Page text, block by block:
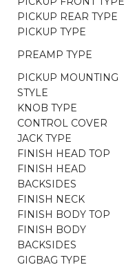
PICKUP REAR TYPE
PICKUP TYPE
PREAMP TYPE
PICKUP MOUNTING
STYLE
KNOB TYPE
CONTROL COVER
JACK TYPE
FINISH HEAD TOP
FINISH HEAD
BACKSIDES
FINISH NECK
FINISH BODY TOP
FINISH BODY
BACKSIDES
GIGBAG TYPE